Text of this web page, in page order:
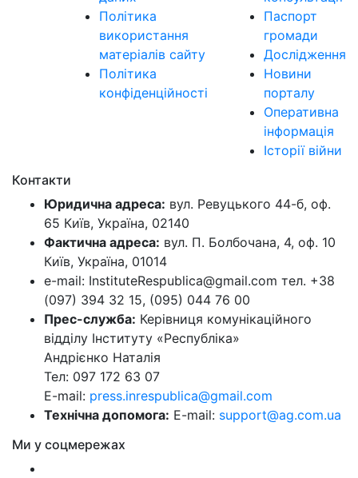
Політика
використання
матеріалів сайту
Політика
конфіденційності
Паспорт
громади
Дослідження
Новини
порталу
Оперативна
інформація
Історії війни
Контакти
Юридична адреса: вул. Ревуцького 44-б, оф.
65 Київ, Україна, 02140
Фактична адреса: вул. П. Болбочана, 4, оф. 10
Київ, Україна, 01014
e-mail: InstituteRespublica@gmail.com тел. +38
(097) 394 32 15, (095) 044 76 00
Прес-служба: Керівниця комунікаційного
відділу Інституту «Республіка»
Андрієнко Наталія
Тел: 097 172 63 07
E-mail: press.inrespublica@gmail.com
Технічна допомога: E-mail: support@ag.com.ua
Ми у соцмережах